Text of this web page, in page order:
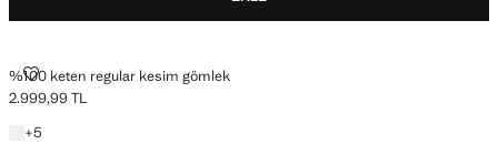
%100 keten regular kesim gömlek
%100 KETEN REGULAR KESIM GÖMLEK
Güncel fiyat [2.999,99 TL ]
2.999,99 TL
+5
+5 renk